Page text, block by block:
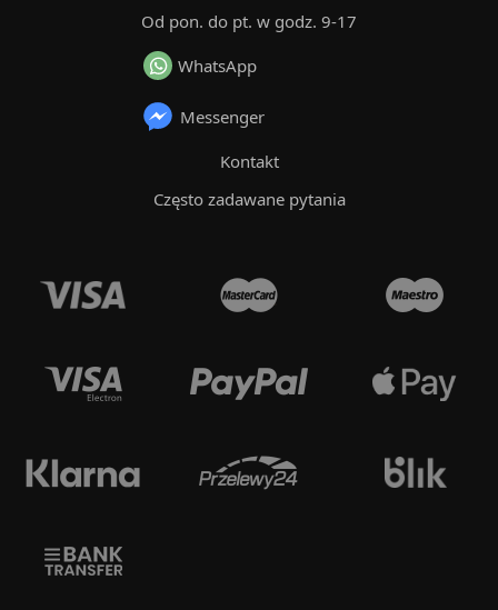
Od pon. do pt. w godz. 9-17
WhatsApp
Messenger
Kontakt
Często zadawane pytania